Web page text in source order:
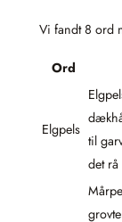
Vi fandt 8 ord
Ord
Elgpels
til
det